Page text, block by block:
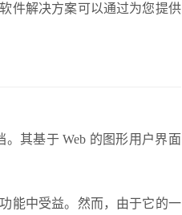
件解决方案可以通过为您提供
其基于 Web 的图形用户界面
能中受益。然而，由于它的一